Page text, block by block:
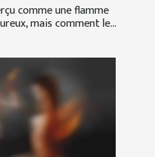
comme une flamme
mais comment le...